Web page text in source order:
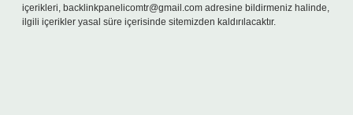
içerikleri, backlinkpanelicomtr@gmail.com adresine bildirmeniz halinde,
ilgili içerikler yasal süre içerisinde sitemizden kaldırılacaktır.